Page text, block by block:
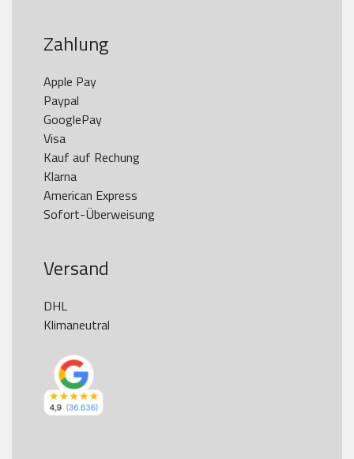
Zahlung
Apple Pay
Paypal
GooglePay
Visa
Kauf auf Rechung
Klarna
American Express
Versand
DHL
Klimaneutral